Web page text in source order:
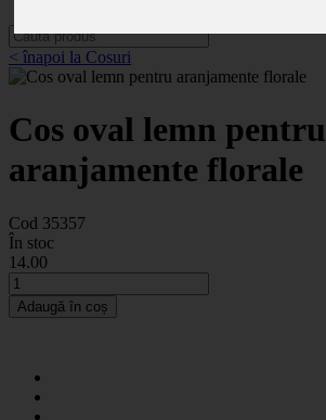
< înapoi la Cosuri
Cos oval lemn pentru
aranjamente florale
Cod 35357
În stoc
14.00
Adaugă în coș